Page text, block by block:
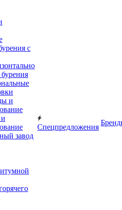
с
завод
Спецпредложения